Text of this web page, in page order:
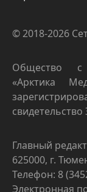
© 2018-2026
Общество с
«Арктика
Главный
625000, г.
Телефон: 8
Электронная